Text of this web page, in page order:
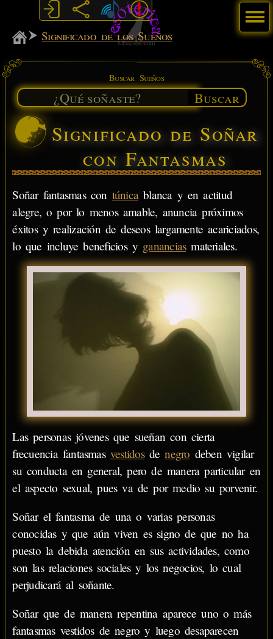
MiSabueso
Significado de los Sueños
Buscar Sueños
Buscar
Significado de Soñar
con Fantasmas
Soñar fantasmas con túnicablanca y en actitud
alegre, o por lo menos amable, anuncia próximos
éxitos y realización de deseos largamente acariciados,
lo que incluye beneficios y gananciasmateriales.
Las personas jóvenes que sueñan con cierta
frecuencia fantasmasvestidosdenegro deben vigilar
su conducta en general, pero de manera particular en
el aspecto sexual, pues va de por medio su porvenir.
Soñar el fantasma de una o varias personas
conocidas y que aún viven es signo de que no ha
puesto la debida atención en sus actividades, como
son las relaciones sociales y los negocios, lo cual
perjudicará al soñante.
Soñar que de manera repentina aparece uno o más
fantasmas vestidos de negro y luego desaparecen
Menú